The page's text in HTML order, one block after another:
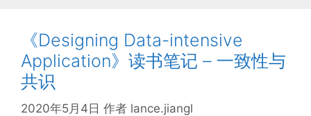
《Designing Data-intensive
Application》读书笔记 – 一致性与
共识
2020年5月4日 作者 lance.jiangl